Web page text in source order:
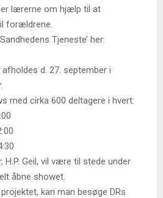
lærerne om hjælp til at
forældrene.
Tjeneste’ her:
afholdes d. 27. september i
med cirka 600 deltagere i hvert:
H.P. Geil, vil være til stede under
åbne showet.
kan man besøge DRs